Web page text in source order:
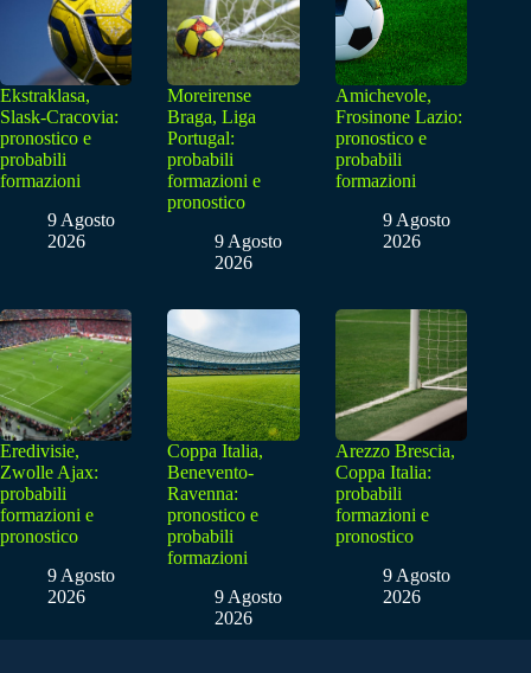
Ekstraklasa,
Slask-Cracovia:
pronostico e
probabili
formazioni
9 Agosto
2026
Moreirense
Braga, Liga
Portugal:
probabili
formazioni e
pronostico
9 Agosto
2026
Amichevole,
Frosinone Lazio:
pronostico e
probabili
formazioni
9 Agosto
2026
Eredivisie,
Zwolle Ajax:
probabili
formazioni e
pronostico
9 Agosto
2026
Coppa Italia,
Benevento-
Ravenna:
pronostico e
probabili
formazioni
9 Agosto
2026
Arezzo Brescia,
Coppa Italia:
probabili
formazioni e
pronostico
9 Agosto
2026